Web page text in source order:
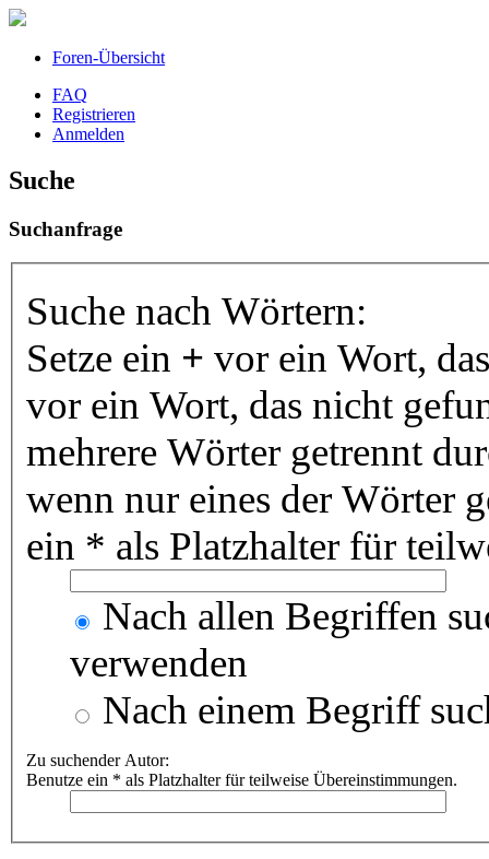
Foren-Übersicht
FAQ
Registrieren
Anmelden
Suche
Suchanfrage
Suche nach Wörtern:
Setze ein + vor ein Wort,
vor ein Wort, das nicht
mehrere Wörter getrennt
wenn nur eines der Wörter
ein * als Platzhalter für
Nach allen Begriffen
verwenden
Nach einem Begriff
Zu suchender Autor:
Benutze ein * als Platzhalter für teilweise Übereinstimmungen.